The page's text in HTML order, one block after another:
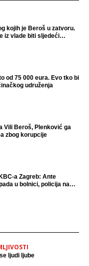
kojih je Beroš u zatvoru.
iz vlade biti sljedeći
od 75 000 eura. Evo tko bi
udruženja
Vili Beroš, Plenković ga
zbog korupcije
a Zagreb: Ante
u bolnici, policija na
ljudi ljube